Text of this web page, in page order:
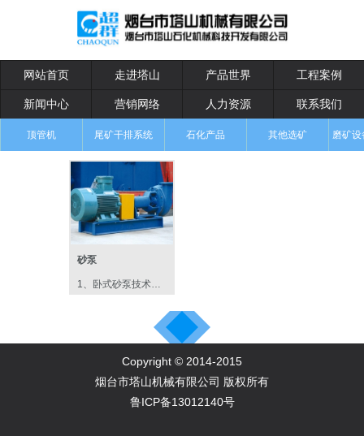
网站首页 走进塔山 产品世界 工程案例
新闻中心 营销网络 人力资源 联系我们
顶管机 尾矿干排系统 石化产品 其他选矿 磨矿
砂泵
1、卧式砂泵技术性能：型号 流...
Copyright © 2014-2015
烟台市塔山机械有限公司 版权所有
鲁ICP备13012140号